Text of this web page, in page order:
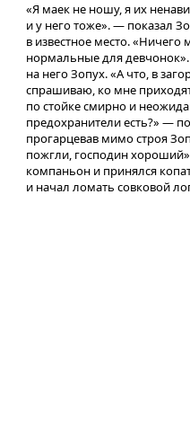
«Я маек не ношу, я их
и у него тоже». — показал
в известное место.
нормальные для
на него Зопух. «А что, в
спрашиваю, ко мне
по стойке смирно и
предохранители есть?» —
прогарцевав мимо строя
пожгли, господин
компаньон и принялся
и начал ломать совковой